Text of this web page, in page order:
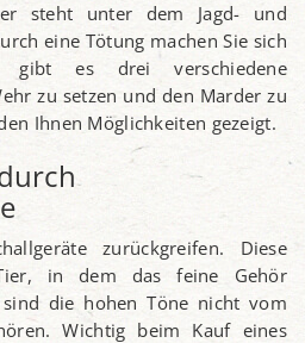
steht unter dem Jagd- und
eine Tötung machen Sie sich
gibt es drei verschiedene
zu setzen und den Marder zu
Ihnen Möglichkeiten gezeigt.
zurückgreifen. Diese
in dem das feine Gehör
die hohen Töne nicht vom
Wichtig beim Kauf eines